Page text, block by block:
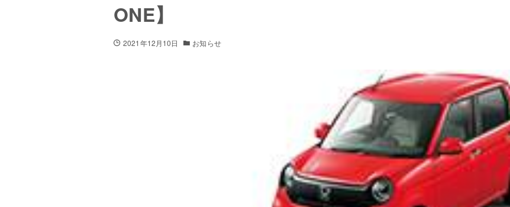
ONE】
2021年12月10日 お知らせ